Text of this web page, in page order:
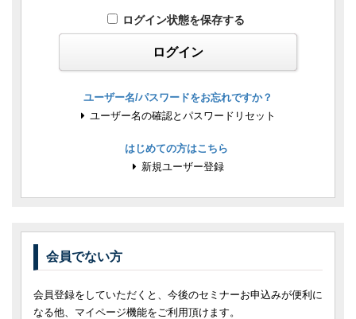
ログイン状態を保存する
ユーザー名/パスワードをお忘れですか？
ユーザー名の確認とパスワードリセット
はじめての方はこちら
新規ユーザー登録
会員でない方
会員登録をしていただくと、今後のセミナーお申込みが便利に
なる他、マイページ機能をご利用頂けます。